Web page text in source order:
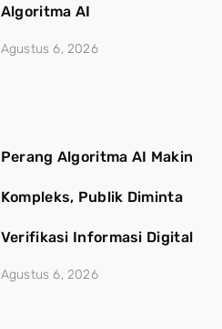
Algoritma AI
Agustus 6, 2026
Perang Algoritma AI Makin
Kompleks, Publik Diminta
Verifikasi Informasi Digital
Agustus 6, 2026